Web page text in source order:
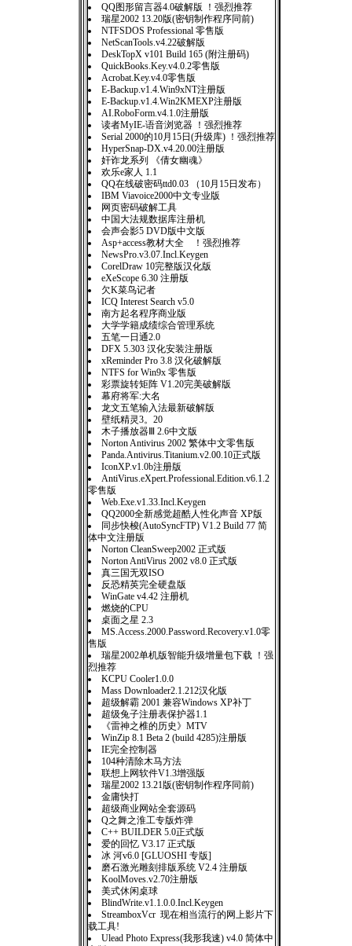
QQ图形留言器4.0破解版 ！强烈推荐
瑞星2002 13.20版(密钥制作程序同前)
NTFSDOS Professional 零售版
NetScanTools.v4.22破解版
DeskTopX v101 Build 165 (附注册码)
QuickBooks.Key.v4.0.2零售版
Acrobat.Key.v4.0零售版
E-Backup.v1.4.Win9xNT注册版
E-Backup.v1.4.Win2KMEXP注册版
AI.RoboForm.v4.1.0注册版
读者MyIE-语音浏览器 ！强烈推荐
Serial 2000的10月15日(升级库) ！强烈推荐
HyperSnap-DX.v4.20.00注册版
奸诈龙系列 《倩女幽魂》
欢乐e家人 1.1
QQ在线破密码ttd0.03 （10月15日发布）
IBM Viavoice2000中文专业版
网页密码破解工具
中国大法规数据库注册机
会声会影5 DVD版中文版
Asp+access教材大全 ！强烈推荐
NewsPro.v3.07.Incl.Keygen
CorelDraw 10完整版汉化版
eXeScope 6.30 注册版
欠K菜鸟记者
ICQ Interest Search v5.0
南方起名程序商业版
大学学籍成绩综合管理系统
五笔一日通2.0
DFX 5.303 汉化安装注册版
xReminder Pro 3.8 汉化破解版
NTFS for Win9x 零售版
彩票旋转矩阵 V1.20完美破解版
幕府将军:大名
龙文五笔输入法最新破解版
壁纸精灵3。20
木子播放器Ⅲ 2.6中文版
Norton Antivirus 2002 繁体中文零售版
Panda.Antivirus.Titanium.v2.00.10正式版
IconXP.v1.0b注册版
AntiVirus.eXpert.Professional.Edition.v6.1.2
零售版
Web.Exe.v1.33.Incl.Keygen
QQ2000全新感觉超酷人性化声音 XP版
同步快梭(AutoSyncFTP) V1.2 Build 77 简
体中文注册版
Norton CleanSweep2002 正式版
Norton AntiVirus 2002 v8.0 正式版
真三国无双ISO
反恐精英完全硬盘版
WinGate v4.42 注册机
燃烧的CPU
桌面之星 2.3
MS.Access.2000.Password.Recovery.v1.0零
售版
瑞星2002单机版智能升级增量包下载 ！强
烈推荐
KCPU Cooler1.0.0
Mass Downloader2.1.212汉化版
超级解霸 2001 兼容Windows XP补丁
超级兔子注册表保护器1.1
《雷神之椎的历史》MTV
WinZip 8.1 Beta 2 (build 4285)注册版
IE完全控制器
104种清除木马方法
联想上网软件V1.3增强版
瑞星2002 13.21版(密钥制作程序同前)
金庸快打
超级商业网站全套源码
Q之舞之淮工专版炸弹
C++ BUILDER 5.0正式版
爱的回忆 V3.17 正式版
冰 河v6.0 [GLUOSHI 专版]
磨石激光雕刻排版系统 V2.4 注册版
KoolMoves.v2.70注册版
美式休闲桌球
BlindWrite.v1.1.0.0.Incl.Keygen
StreamboxVcr 现在相当流行的网上影片下
载工具!
Ulead Photo Express(我形我速) v4.0 简体中